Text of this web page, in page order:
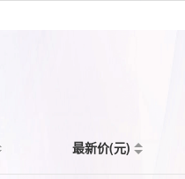
最新价(元)